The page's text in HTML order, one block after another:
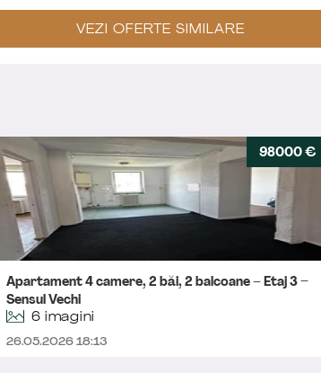
VEZI OFERTE SIMILARE
98000 €
Apartament 4 camere, 2 băi, 2 balcoane – Etaj 3 –
Sensul Vechi
6 imagini
26.05.2026 18:13